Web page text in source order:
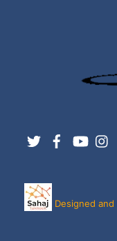
TwitterFacebook
Designed